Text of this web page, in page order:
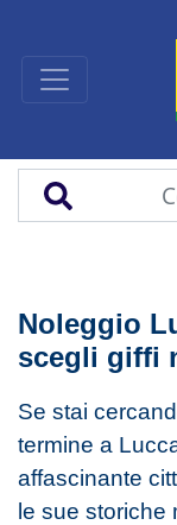
Noleggio
scegli giffi
Se stai
termine a
affascinante
le sue storiche